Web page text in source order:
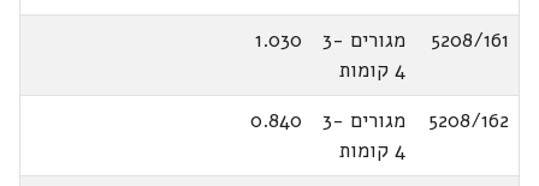
5208/161
מגורים 3-
4 קומות
1.030
5208/162
מגורים 3-
4 קומות
0.840